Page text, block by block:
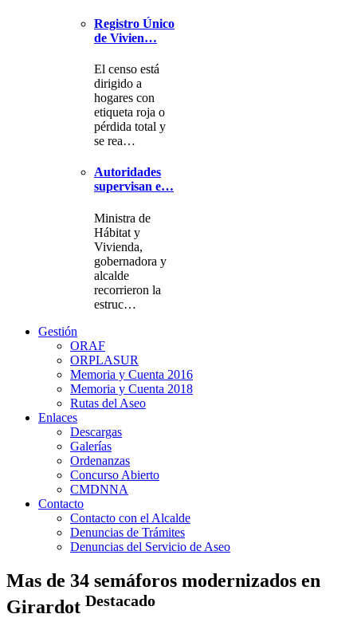
Registro Único
de Vivien…
El censo está
dirigido a
hogares con
etiqueta roja o
pérdida total y
se rea…
Autoridades
supervisan e…
Ministra de
Hábitat y
Vivienda,
gobernadora y
alcalde
recorrieron la
estruc…
Gestión
ORAF
ORPLASUR
Memoria y Cuenta 2016
Memoria y Cuenta 2018
Rutas del Aseo
Enlaces
Descargas
Galerías
Ordenanzas
Concurso Abierto
CMDNNA
Contacto
Contacto con el Alcalde
Denuncias de Trámites
Denuncias del Servicio de Aseo
Mas de 34 semáforos modernizados en
Girardot Destacado